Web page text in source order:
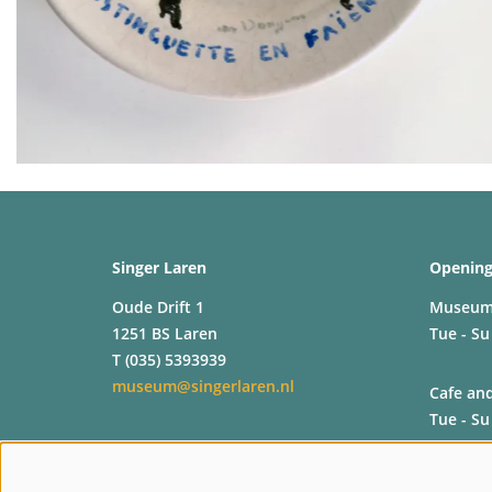
Singer Laren
Oude Drift 1
1251 BS Laren
T (035) 5393939
museum@singerlaren.nl
Tue -
Cafe
Tue -